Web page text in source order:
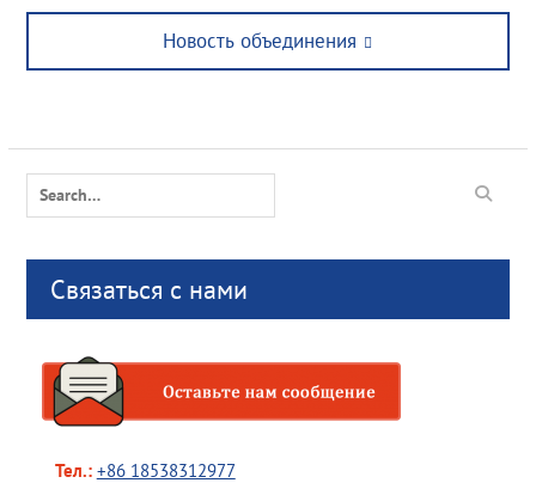
Next
post:
Новость объединения
Search
Связаться с нами
Тел.: +86 18538312977